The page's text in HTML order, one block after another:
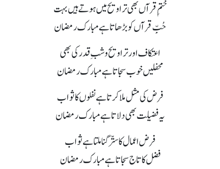
ختمِ قرآں بھی تراویح میں ہوتے ہیں بہت
حُبِّ قرآں کو بڑھاتا ہے مبارک رمضان
اعتکاف اور تراویح و شبِ قدر کی بھی
محفلیں خوب سجاتا ہے مبارک رمضان
فرض کی مثل ملا کرتا ہے نفلوں کا ثواب
یہ فضیلت بھی دلاتا ہے مبارک رمضان
فرض اعمال کا ستّر گنا ملتا ہے ثواب
فضل کا تاج سجاتا ہے مبارک رمضان